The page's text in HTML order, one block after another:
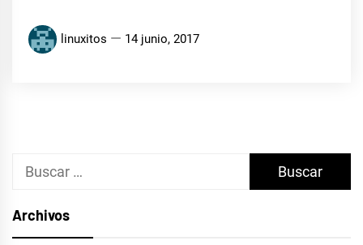
linuxitos 14 junio, 2017
Buscar:
Archivos